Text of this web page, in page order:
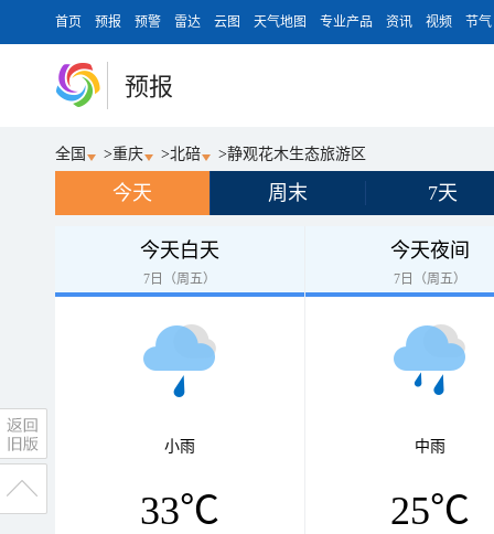
首页 预报 预警 雷达 云图 天气地图 专业产品 资讯 视频 节气
预报
全国 >重庆 >北碚 >静观花木生态旅游区
今天 周末 7天
今天白天
7日（周五）
小雨
33℃
今天夜间
7日（周五）
中雨
25℃